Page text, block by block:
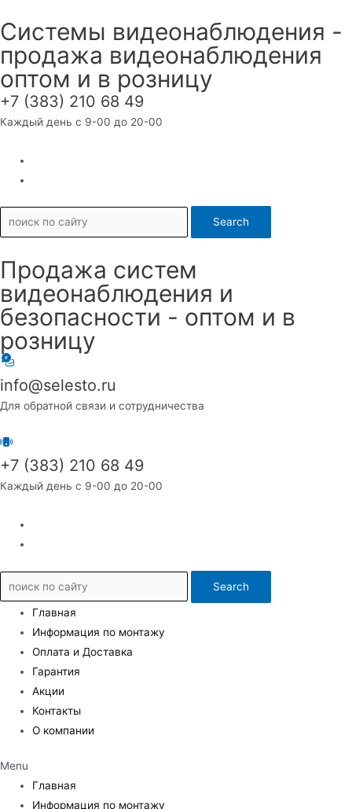
к
содержимому
Системы видеонаблюдения -
продажа видеонаблюдения
оптом и в розницу
+7 (383) 210 68 49
Каждый день с 9-00 до 20-00
Search
Продажа систем
видеонаблюдения и
безопасности - оптом и в
розницу
info@selesto.ru
Для обратной связи и сотрудничества
+7 (383) 210 68 49
Каждый день с 9-00 до 20-00
Search
Главная
Информация по монтажу
Оплата и Доставка
Гарантия
Акции
Контакты
О компании
Menu
Главная
Информация по монтажу